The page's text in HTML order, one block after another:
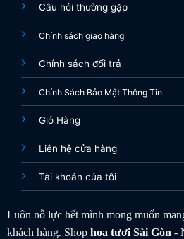
Câu hỏi thường gặp
Chính sách giao hàng
Chính sách đổi trả
Chính Sách Bảo Mật Thông Tin
Giỏ Hàng
Liên hệ cửa hàng
Tài khoản của tôi
Luôn nỗ lực hết mình mong muốn
khách hàng. Shop hoa tươiSài Gòn -